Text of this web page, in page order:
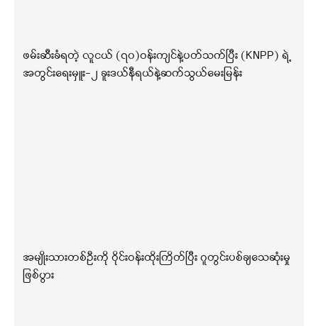
ဖမ်းဆီးခံရတဲ့ လူငယ် (၇၀)ဝန်းကျင်နဲ့ပတ်သက်ပြီး (KNPP) ရဲ့
အတွင်းရေးမှူး-၂ ခူးဒယ်နီရယ်နဲ့ဆက်သွယ်မေးမြန်း
အမျိုးသားတစ်ဦးကို ဝိုင်းဝန်းထိုးကြိတ်ပြီး ဂူတွင်းပစ်ချသေဆုံးမှု
ဖြစ်ပွား